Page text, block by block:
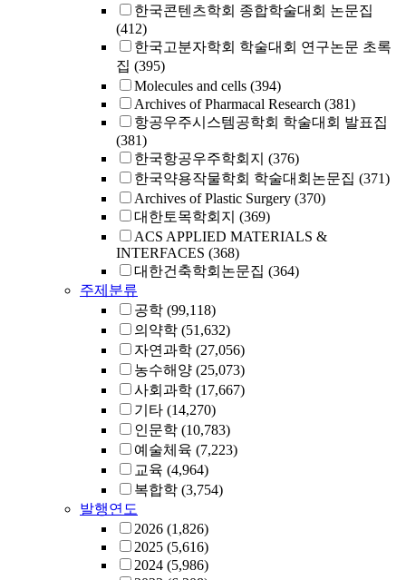
한국콘텐츠학회 종합학술대회 논문집
(412)
한국고분자학회 학술대회 연구논문 초록
집 (395)
Molecules and cells (394)
Archives of Pharmacal Research (381)
항공우주시스템공학회 학술대회 발표집
(381)
한국항공우주학회지 (376)
한국약용작물학회 학술대회논문집 (371)
Archives of Plastic Surgery (370)
대한토목학회지 (369)
ACS APPLIED MATERIALS &
INTERFACES (368)
대한건축학회논문집 (364)
주제분류
공학 (99,118)
의약학 (51,632)
자연과학 (27,056)
농수해양 (25,073)
사회과학 (17,667)
기타 (14,270)
인문학 (10,783)
예술체육 (7,223)
교육 (4,964)
복합학 (3,754)
발행연도
2026 (1,826)
2025 (5,616)
2024 (5,986)